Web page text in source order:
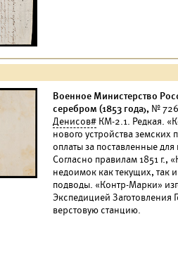
Военное Министерство
серебром (1853 года), №
Денисов# КМ-2.1. Редкая.
нового устройства
оплаты за поставленные
Согласно правилам 1851 г.,
недоимок как текущих, так
подводы. «Контр-Марки»
Экспедицией Заготовления
верстовую станцию.